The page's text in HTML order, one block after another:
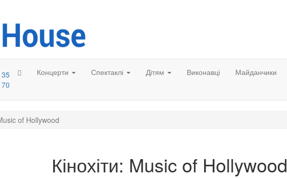
Концерти Спектаклі Дітям Виконавці Майданчики
of Hollywood
Кінохіти: Music of Hollywood